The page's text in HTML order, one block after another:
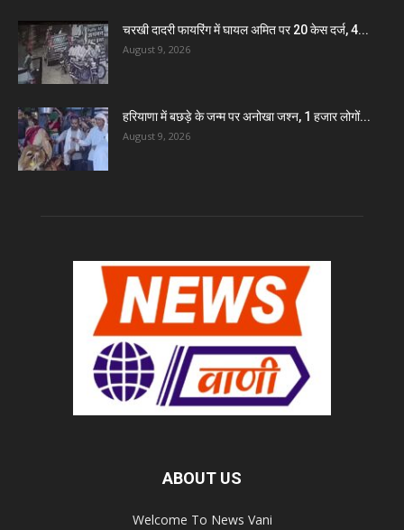
चरखी दादरी फायरिंग में घायल अमित पर 20 केस दर्ज, 4...
August 9, 2026
हरियाणा में बछड़े के जन्म पर अनोखा जश्न, 1 हजार लोगों...
August 9, 2026
ABOUT US
Welcome To News Vani